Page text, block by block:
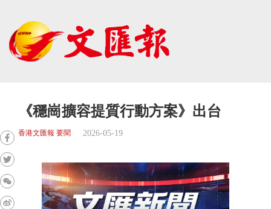
《穩崗擴容提質行動方案》出台
香港文匯報 要聞 2026-05-19